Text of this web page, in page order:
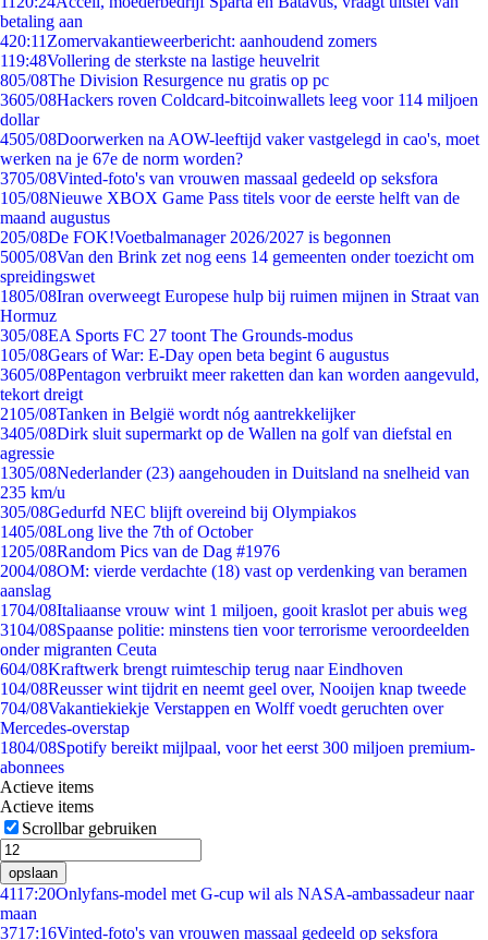
betaling aan
420:11 Zomervakantieweerbericht: aanhoudend zomers
119:48Vollering de sterkste na lastige heuvelrit
805/08The Division Resurgence nu gratis op pc
3605/08Hackers roven Coldcard-bitcoinwallets leeg voor 114 miljoen
dollar
4505/08Doorwerken na AOW-leeftijd vaker vastgelegd in cao's, moet
werken na je 67e de norm worden?
3705/08Vinted-foto's van vrouwen massaal gedeeld op seksfora
105/08Nieuwe XBOX Game Pass titels voor de eerste helft van de
maand augustus
205/08De FOK!Voetbalmanager 2026/2027 is begonnen
5005/08Van den Brink zet nog eens 14 gemeenten onder toezicht om
spreidingswet
1805/08Iran overweegt Europese hulp bij ruimen mijnen in Straat van
Hormuz
305/08EA Sports FC 27 toont The Grounds-modus
105/08Gears of War: E-Day open beta begint 6 augustus
3605/08Pentagon verbruikt meer raketten dan kan worden aangevuld,
tekort dreigt
2105/08Tanken in België wordt nóg aantrekkelijker
3405/08Dirk sluit supermarkt op de Wallen na golf van diefstal en
agressie
1305/08Nederlander (23) aangehouden in Duitsland na snelheid van
235 km/u
305/08Gedurfd NEC blijft overeind bij Olympiakos
1405/08Long live the 7th of October
1205/08Random Pics van de Dag #1976
2004/08OM: vierde verdachte (18) vast op verdenking van beramen
aanslag
1704/08Italiaanse vrouw wint 1 miljoen, gooit kraslot per abuis weg
3104/08Spaanse politie: minstens tien voor terrorisme veroordeelden
onder migranten Ceuta
604/08Kraftwerk brengt ruimteschip terug naar Eindhoven
104/08Reusser wint tijdrit en neemt geel over, Nooijen knap tweede
704/08Vakantiekiekje Verstappen en Wolff voedt geruchten over
Mercedes-overstap
1804/08Spotify bereikt mijlpaal, voor het eerst 300 miljoen premium-
abonnees
Actieve items
Actieve items
Scrollbar gebruiken
opslaan
4117:20Onlyfans-model met G-cup wil als NASA-ambassadeur naar
maan
3717:16Vinted-foto's van vrouwen massaal gedeeld op seksfora